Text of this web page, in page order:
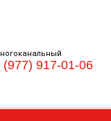
(977) 917-01-06